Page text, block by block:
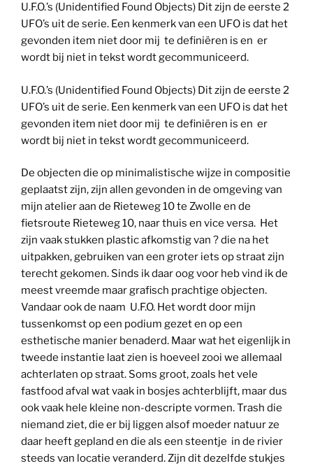
U.F.O.’s (Unidentified Found Objects) Dit zijn de eerste 2
UFO’s uit de serie. Een kenmerk van een UFO is dat het
gevonden item niet door mij te definiëren is en er
wordt bij niet in tekst wordt gecommuniceerd.
U.F.O.’s (Unidentified Found Objects) Dit zijn de eerste 2
UFO’s uit de serie. Een kenmerk van een UFO is dat het
gevonden item niet door mij te definiëren is en er
wordt bij niet in tekst wordt gecommuniceerd.
De objecten die op minimalistische wijze in compositie
geplaatst zijn, zijn allen gevonden in de omgeving van
mijn atelier aan de Rieteweg 10 te Zwolle en de
fietsroute Rieteweg 10, naar thuis en vice versa. Het
zijn vaak stukken plastic afkomstig van ? die na het
uitpakken, gebruiken van een groter iets op straat zijn
terecht gekomen. Sinds ik daar oog voor heb vind ik de
meest vreemde maar grafisch prachtige objecten.
Vandaar ook de naam U.F.O. Het wordt door mijn
tussenkomst op een podium gezet en op een
esthetische manier benaderd. Maar wat het eigenlijk in
tweede instantie laat zien is hoeveel zooi we allemaal
achterlaten op straat. Soms groot, zoals het vele
fastfood afval wat vaak in bosjes achterblijft, maar dus
ook vaak hele kleine non-descripte vormen. Trash die
niemand ziet, die er bij liggen alsof moeder natuur ze
daar heeft gepland en die als een steentje in de rivier
steeds van locatie veranderd. Zijn dit dezelfde stukjes